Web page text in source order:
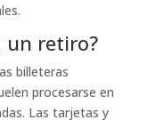
un retiro?
billeteras
procesarse en
Las tarjetas y